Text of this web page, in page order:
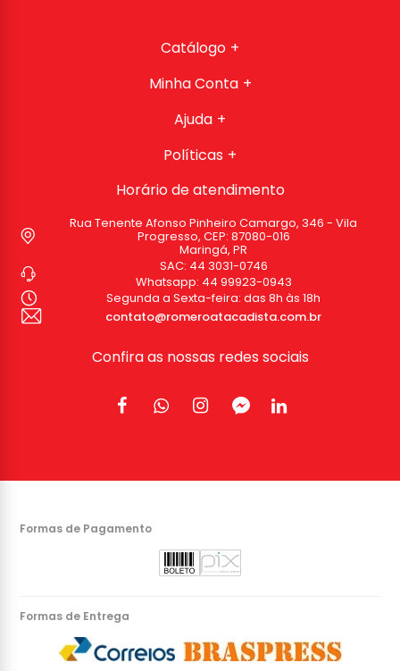
Catálogo
Minha Conta
Ajuda
Políticas
Horário de atendimento
Rua Tenente Afonso Pinheiro Camargo, 346 - Vila
Progresso, CEP: 87080-016
Maringá, PR
SAC: 44 3031-0746
Whatsapp: 44 99923-0943
Segunda a Sexta-feira: das 8h às 18h
contato@romeroatacadista.com.br
Confira as nossas redes sociais
Formas de Pagamento
Formas de Entrega